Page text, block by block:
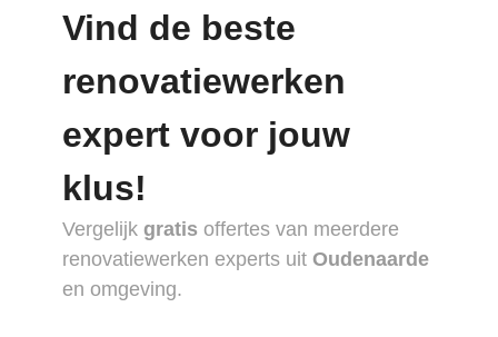
Vind de beste
renovatiewerken
expert voor jouw
klus!
Vergelijk gratis offertes van meerdere
renovatiewerken experts uit Oudenaarde
en omgeving.